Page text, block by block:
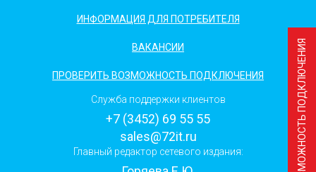
ИНФОРМАЦИЯ ДЛЯ ПОТРЕБИТЕЛЯ
ВАКАНСИИ
ПРОВЕРИТЬ ВОЗМОЖНОСТЬ ПОДКЛЮЧЕНИЯ
Служба поддержки клиентов
+7 (3452) 69 55 55
sales@72it.ru
Главный редактор сетевого издания: